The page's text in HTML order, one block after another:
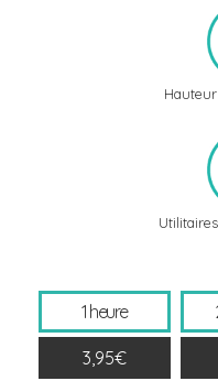
1 heure
3,95€